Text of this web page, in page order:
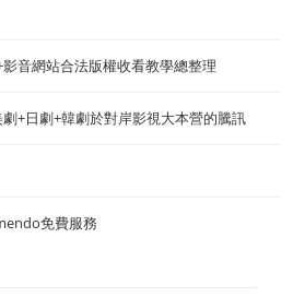
音網站合法版權收看教學總整理
+日劇+韓劇於對岸影視大本營的騰訊
免費服務